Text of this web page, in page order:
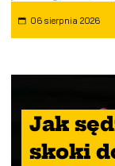
06 sierpnia 2026
Jak
skoki